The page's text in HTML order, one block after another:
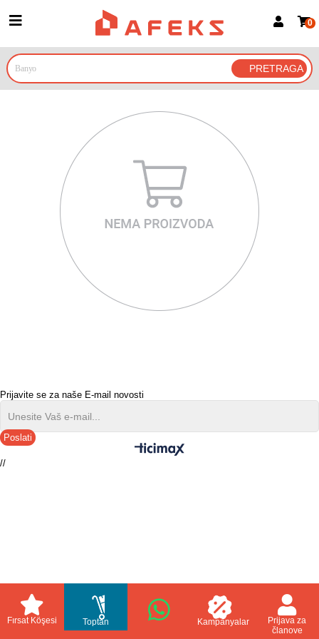
Prijava za članove
Prijavite se Google nalogom
0
Prijavite se za naše E-mail novosti
Poslati
//
Fırsat Köşesi Toptan Kampanyalar
Prijava za
članove